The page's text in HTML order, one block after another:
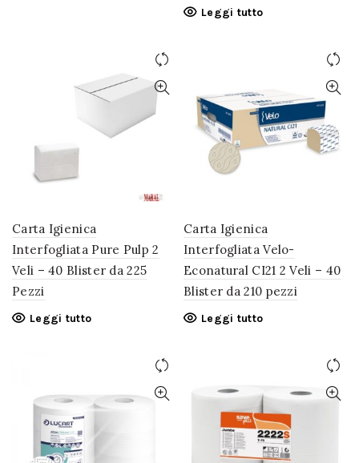
Leggi tutto
Carta Igienica
Interfogliata Pure Pulp 2
Veli – 40 Blister da 225
Pezzi
Leggi tutto
Carta Igienica
Interfogliata Velo-
Econatural CI21 2 Veli – 40
Blister da 210 pezzi
Leggi tutto